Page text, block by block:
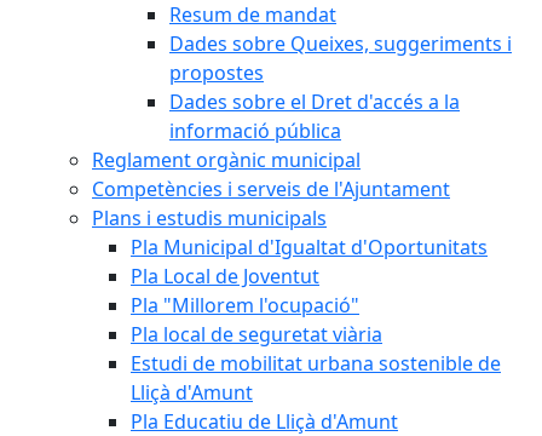
Resum de mandat
Dades sobre Queixes, suggeriments i
propostes
Dades sobre el Dret d'accés a la
informació pública
Reglament orgànic municipal
Competències i serveis de l'Ajuntament
Plans i estudis municipals
Pla Municipal d'Igualtat d'Oportunitats
Pla Local de Joventut
Pla "Millorem l'ocupació"
Pla local de seguretat viària
Estudi de mobilitat urbana sostenible de
Lliçà d'Amunt
Pla Educatiu de Lliçà d'Amunt